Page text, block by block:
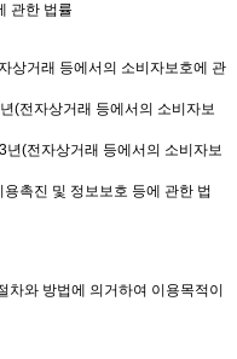
관한 법률
상거래 등에서의 소비자보호에 관
(전자상거래 등에서의 소비자보
(전자상거래 등에서의 소비자보
촉진 및 정보보호 등에 관한 법
와 방법에 의거하여 이용목적이